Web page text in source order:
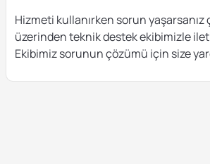
Hizmeti kullanırken sorun
üzerinden teknik destek ekibimizle
Ekibimiz sorunun çözümü için size